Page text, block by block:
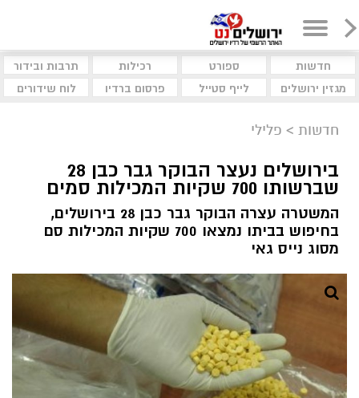
חדשות ספורט רכילות
תרבות ובידור
מגזין ירושלים
לייף סטייל פרסום ברדיו לוח שידורים
חדשות > פלילי
בירושלים נעצר הבוקר גבר כבן 28
שברשותו 700 שקיות המכילות סמים
המשטרה עצרה הבוקר גבר כבן 28 בירושלים,
בחיפוש בביתו נמצאו 700 שקיות המכילות סם
מסוג נייס גאי